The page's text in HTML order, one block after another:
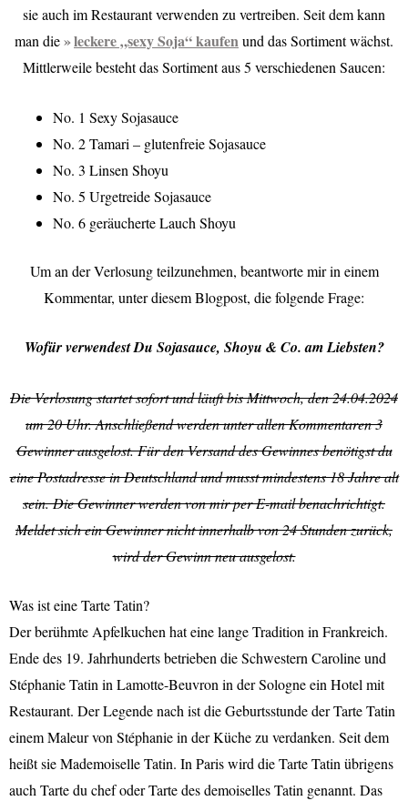
sie auch im Restaurant verwenden zu vertreiben. Seit dem kann
man die
leckere „sexy Soja“ kaufenund das Sortiment wächst.
Mittlerweile besteht das Sortiment aus 5 verschiedenen Saucen:
No. 1 Sexy Sojasauce
No. 2 Tamari – glutenfreie Sojasauce
No. 3 Linsen Shoyu
No. 5 Urgetreide Sojasauce
No. 6 geräucherte Lauch Shoyu
Um an der Verlosung teilzunehmen, beantworte mir in einem
Kommentar, unter diesem Blogpost, die folgende Frage:
Wofür verwendest Du Sojasauce, Shoyu & Co. am Liebsten?
Die Verlosung startet sofort und läuft bis Mittwoch, den 24.04.2024
um 20 Uhr. Anschließend werden unter allen Kommentaren 3
Gewinner ausgelost. Für den Versand des Gewinnes benötigst du
eine Postadresse in Deutschland und musst mindestens 18 Jahre alt
sein. Die Gewinner werden von mir per E-mail benachrichtigt.
Meldet sich ein Gewinner nicht innerhalb von 24 Stunden zurück,
wird der Gewinn neu ausgelost.
Was ist eine Tarte Tatin?
Der berühmte Apfelkuchen hat eine lange Tradition in Frankreich.
Ende des 19. Jahrhunderts betrieben die Schwestern Caroline und
Stéphanie Tatin in Lamotte-Beuvron in der Sologne ein Hotel mit
Restaurant. Der Legende nach ist die Geburtsstunde der Tarte Tatin
einem Maleur von Stéphanie in der Küche zu verdanken. Seit dem
heißt sie Mademoiselle Tatin. In Paris wird die Tarte Tatin übrigens
auch Tarte du chef oder Tarte des demoiselles Tatin genannt. Das